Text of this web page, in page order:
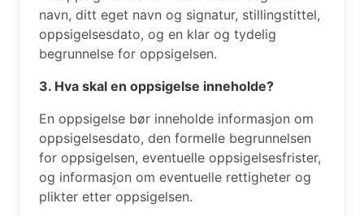
navn, ditt eget navn og signatur, stillingstittel,
oppsigelsesdato, og en klar og tydelig
begrunnelse for oppsigelsen.
3. Hva skal en oppsigelse inneholde?
En oppsigelse bør inneholde informasjon om
oppsigelsesdato, den formelle begrunnelsen
for oppsigelsen, eventuelle oppsigelsesfrister,
og informasjon om eventuelle rettigheter og
plikter etter oppsigelsen.